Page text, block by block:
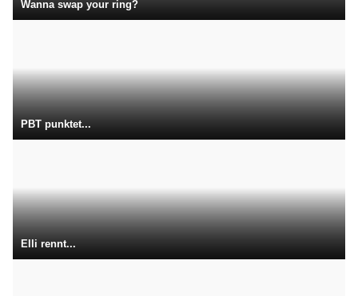
Wanna swap your ring?
PBT punktet...
Elli rennt...